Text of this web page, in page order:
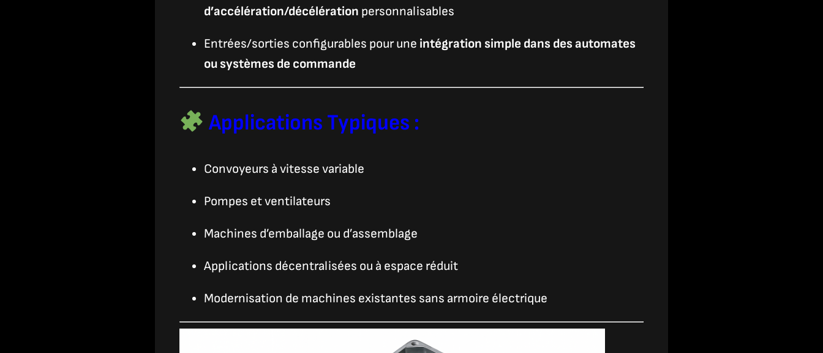
d’accélération/décélération personnalisables
Entrées/sorties configurables pour une intégration simple dans des automates
ou systèmes de commande
Applications Typiques :
Convoyeurs à vitesse variable
Pompes et ventilateurs
Machines d’emballage ou d’assemblage
Applications décentralisées ou à espace réduit
Modernisation de machines existantes sans armoire électrique